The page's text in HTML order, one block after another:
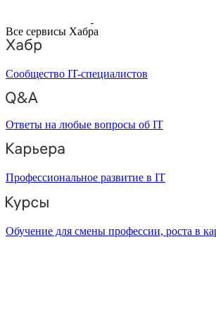
Все сервисы Хабра
Сообщество IT-специалистов
Ответы на любые вопросы об IT
Профессиональное развитие в IT
Обучение для смены профессии, роста в